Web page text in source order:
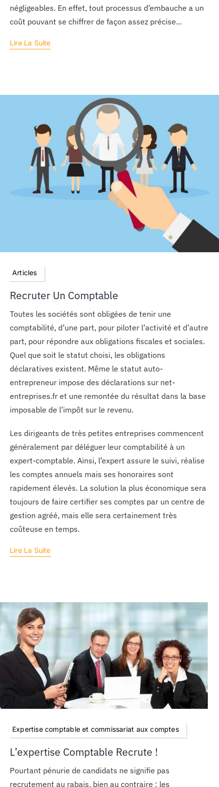
négligeables. En effet, tout processus d’embauche a un
coût pouvant se chiffrer de façon assez précise...
Lire La Suite
Articles
Recruter Un Comptable
Toutes les sociétés sont obligées de tenir une
comptabilité, d’une part, pour piloter l’activité et d’autre
part, pour répondre aux obligations fiscales et sociales.
Quel que soit le statut choisi, les obligations
déclaratives existent. Même le statut auto-
entrepreneur impose des déclarations sur net-
entreprises.fr et une remontée du résultat dans la base
imposable de l’impôt sur le revenu.
Les dirigeants de très petites entreprises commencent
généralement par déléguer leur comptabilité à un
expert-comptable. Ainsi, l’expert assure le suivi, réalise
les comptes annuels mais ses honoraires sont
rapidement élevés. La solution la plus économique sera
toujours de faire certifier ses comptes par un centre de
gestion agréé, mais elle sera certainement très
coûteuse en temps.
Lire La Suite
Expertise comptable et commissariat aux comptes
L’expertise Comptable Recrute !
Pourtant pénurie de candidats ne signifie pas
recrutement au rabais, bien au contraire : les